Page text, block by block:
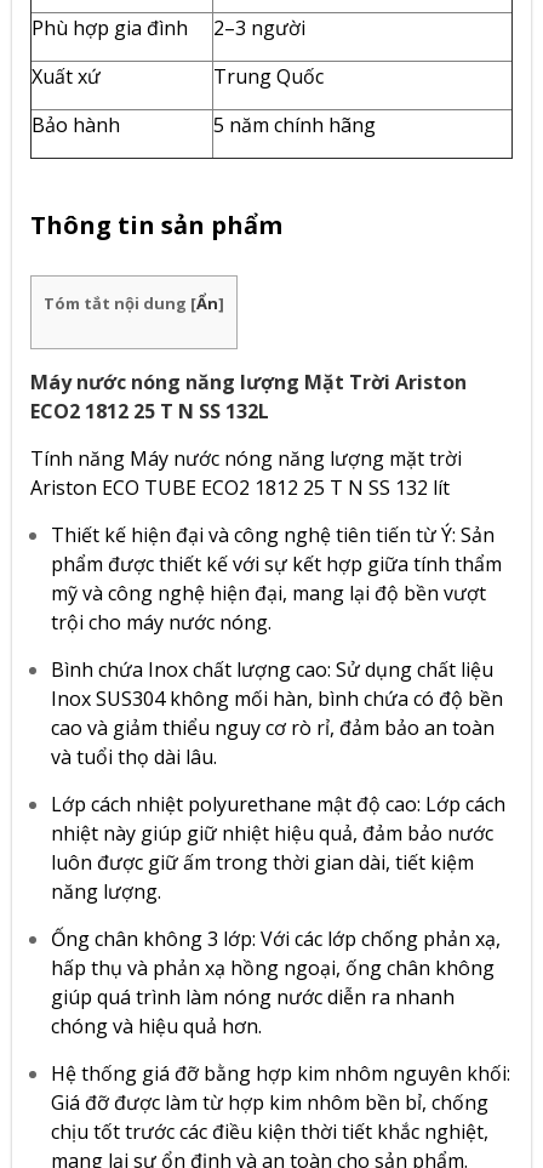
Phù hợp gia đình
2–3 người
Xuất xứ
Trung Quốc
Bảo hành
5 năm chính hãng
Thông tin sản phẩm
Tóm tắt nội dung [Ẩn]
Máy nước nóng năng lượng Mặt Trời Ariston
ECO2 1812 25 T N SS 132L
Tính năng Máy nước nóng năng lượng mặt trời
Ariston ECO TUBE ECO2 1812 25 T N SS 132 lít
Thiết kế hiện đại và công nghệ tiên tiến từ Ý: Sản
phẩm được thiết kế với sự kết hợp giữa tính thẩm
mỹ và công nghệ hiện đại, mang lại độ bền vượt
trội cho máy nước nóng.
Bình chứa Inox chất lượng cao: Sử dụng chất liệu
Inox SUS304 không mối hàn, bình chứa có độ bền
cao và giảm thiểu nguy cơ rò rỉ, đảm bảo an toàn
và tuổi thọ dài lâu.
Lớp cách nhiệt polyurethane mật độ cao: Lớp cách
nhiệt này giúp giữ nhiệt hiệu quả, đảm bảo nước
luôn được giữ ấm trong thời gian dài, tiết kiệm
năng lượng.
Ống chân không 3 lớp: Với các lớp chống phản xạ,
hấp thụ và phản xạ hồng ngoại, ống chân không
giúp quá trình làm nóng nước diễn ra nhanh
chóng và hiệu quả hơn.
Hệ thống giá đỡ bằng hợp kim nhôm nguyên khối:
Giá đỡ được làm từ hợp kim nhôm bền bỉ, chống
chịu tốt trước các điều kiện thời tiết khắc nghiệt,
mang lại sự ổn định và an toàn cho sản phẩm.